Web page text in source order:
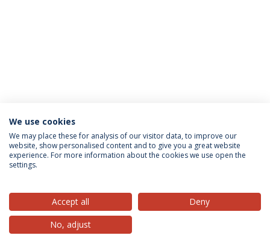
Católica Research Centre For The Future of Law
School
Talks
Privacy Policy
© 2026 Universidade Católica Portuguesa
We use cookies
We may place these for analysis of our visitor data, to improve our
website, show personalised content and to give you a great website
experience. For more information about the cookies we use open the
settings.
Accept all
Deny
No, adjust